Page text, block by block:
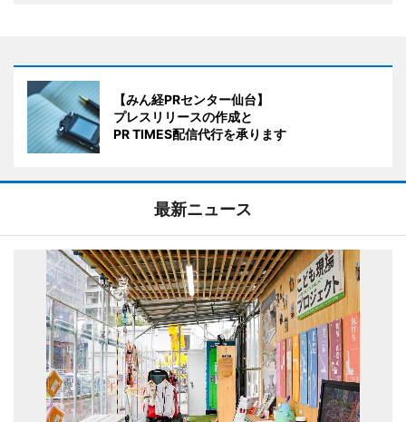
【みん経PRセンター仙台】
プレスリリースの作成と
PR TIMES配信代行を承ります
最新ニュース